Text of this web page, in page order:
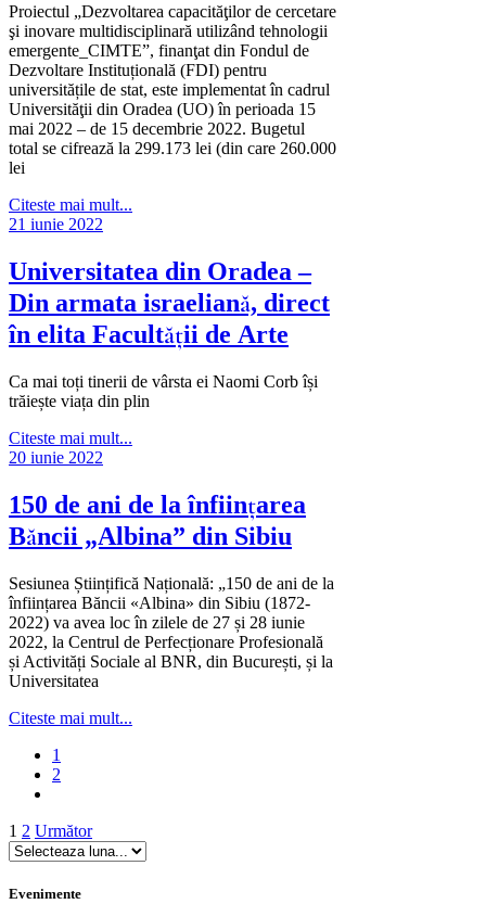
Proiectul „Dezvoltarea capacităţilor de cercetare
şi inovare multidisciplinară utilizând tehnologii
emergente_CIMTE”, finanţat din Fondul de
Dezvoltare Instituțională (FDI) pentru
universitățile de stat, este implementat în cadrul
Universităţii din Oradea (UO) în perioada 15
mai 2022 – de 15 decembrie 2022. Bugetul
total se cifrează la 299.173 lei (din care 260.000
lei
Citeste mai mult...
21 iunie 2022
Universitatea din Oradea –
Din armata israeliană, direct
în elita Facultății de Arte
Ca mai toți tinerii de vârsta ei Naomi Corb își
trăiește viața din plin
Citeste mai mult...
20 iunie 2022
150 de ani de la înființarea
Băncii „Albina” din Sibiu
Sesiunea Științifică Națională: „150 de ani de la
înființarea Băncii «Albina» din Sibiu (1872-
2022) va avea loc în zilele de 27 și 28 iunie
2022, la Centrul de Perfecționare Profesională
și Activități Sociale al BNR, din București, și la
Universitatea
Citeste mai mult...
1
2
Paginație
articole
1 2 Următor
Evenimente